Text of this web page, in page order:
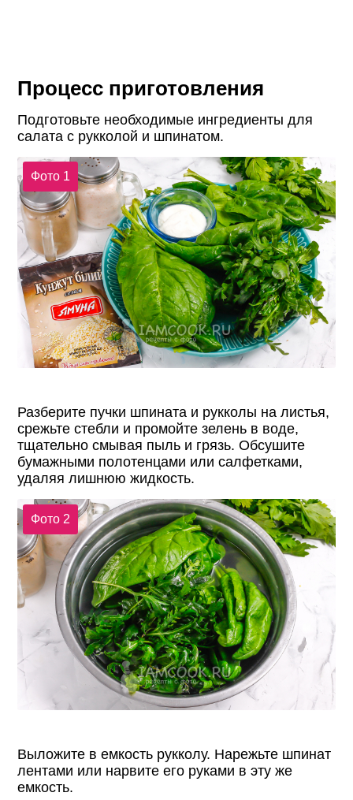
Процесс приготовления
Подготовьте необходимые ингредиенты для
салата с рукколой и шпинатом.
Фото 1
Разберите пучки шпината и рукколы на листья,
срежьте стебли и промойте зелень в воде,
тщательно смывая пыль и грязь. Обсушите
бумажными полотенцами или салфетками,
удаляя лишнюю жидкость.
Фото 2
Выложите в емкость рукколу. Нарежьте шпинат
лентами или нарвите его руками в эту же
емкость.